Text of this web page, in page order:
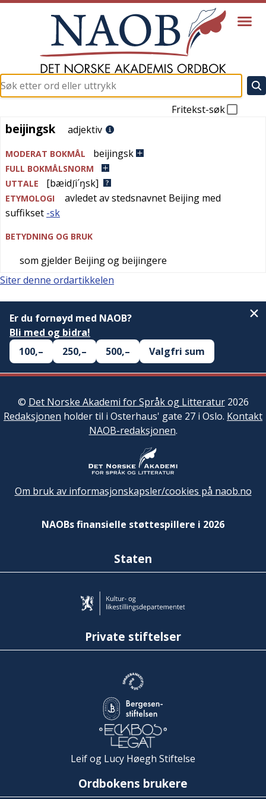
Fritekst-søk
beijingsk
beijingsk adjektiv
MODERAT BOKMÅL beijingsk
FULL BOKMÅLSNORM
UTTALE
[bæidʃi´ŋsk]
ETYMOLOGI
avledet av stedsnavnet Beijing med
suffikset -sk
BETYDNING OG BRUK
som gjelder Beijing og beijingere
Siter denne ordartikkelen
Er du fornøyd med NAOB?
Bli med og bidra!
100,–
250,– 500,– Valgfri sum
© Det Norske Akademi for Språk og Litteratur2026
Redaksjonen holder til i Osterhaus' gate 27 i Oslo. Kontakt
NAOB-redaksjonen.
Om bruk av informasjonskapsler/cookies på naob.no
NAOBs finansielle støttespillere i 2026
Staten
Private stiftelser
Leif og Lucy Høegh Stiftelse
Ordbokens brukere